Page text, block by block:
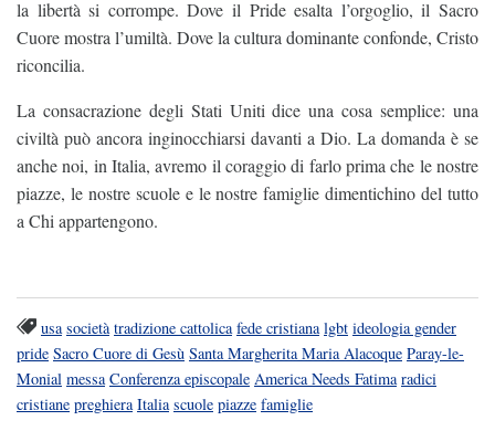
la libertà si corrompe. Dove il Pride esalta l’orgoglio, il Sacro
Cuore mostra l’umiltà. Dove la cultura dominante confonde, Cristo
riconcilia.
La consacrazione degli Stati Uniti dice una cosa semplice: una
civiltà può ancora inginocchiarsi davanti a Dio. La domanda è se
anche noi, in Italia, avremo il coraggio di farlo prima che le nostre
piazze, le nostre scuole e le nostre famiglie dimentichino del tutto
a Chi appartengono.
usa società tradizione cattolica fede cristiana lgbt ideologia gender
pride Sacro Cuore di Gesù Santa Margherita Maria Alacoque Paray-le-
Monial messa Conferenza episcopale America Needs Fatima radici
cristiane preghiera Italia scuole piazze famiglie